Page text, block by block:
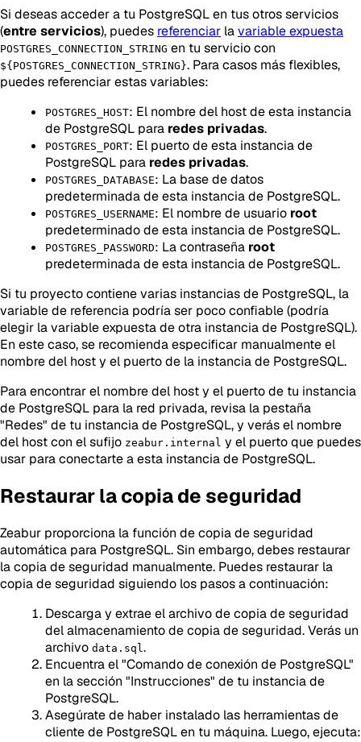
Si deseas acceder a tu PostgreSQL en tus otros servicios
(entre servicios), puedes referenciar lavariable expuesta
POSTGRES_CONNECTION_STRING en tu servicio con
${POSTGRES_CONNECTION_STRING}. Para casos más flexibles,
puedes referenciar estas variables:
POSTGRES_HOST: El nombre del host de esta instancia
de PostgreSQL para redes privadas.
POSTGRES_PORT: El puerto de esta instancia de
PostgreSQL para redes privadas.
POSTGRES_DATABASE: La base de datos
predeterminada de esta instancia de PostgreSQL.
POSTGRES_USERNAME: El nombre de usuario root
predeterminado de esta instancia de PostgreSQL.
POSTGRES_PASSWORD: La contraseña root
predeterminada de esta instancia de PostgreSQL.
Si tu proyecto contiene varias instancias de PostgreSQL, la
variable de referencia podría ser poco confiable (podría
elegir la variable expuesta de otra instancia de PostgreSQL).
En este caso, se recomienda especificar manualmente el
nombre del host y el puerto de la instancia de PostgreSQL.
Para encontrar el nombre del host y el puerto de tu instancia
de PostgreSQL para la red privada, revisa la pestaña
"Redes" de tu instancia de PostgreSQL, y verás el nombre
del host con el sufijo zeabur.internal y el puerto que puedes
usar para conectarte a esta instancia de PostgreSQL.
Restaurar la copia de seguridad
Zeabur proporciona la función de copia de seguridad
automática para PostgreSQL. Sin embargo, debes restaurar
la copia de seguridad manualmente. Puedes restaurar la
copia de seguridad siguiendo los pasos a continuación:
Descarga y extrae el archivo de copia de seguridad
del almacenamiento de copia de seguridad. Verás un
archivo data.sql.
Encuentra el "Comando de conexión de PostgreSQL"
en la sección "Instrucciones" de tu instancia de
PostgreSQL.
Asegúrate de haber instalado las herramientas de
cliente de PostgreSQL en tu máquina. Luego, ejecuta: